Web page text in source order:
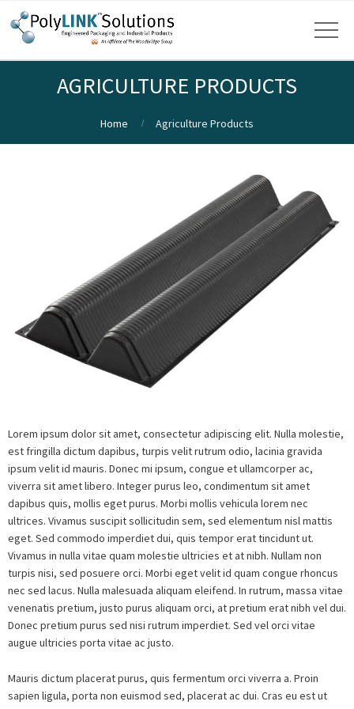
AGRICULTURE PRODUCTS
Home Agriculture Products
Lorem ipsum dolor sit amet, consectetur adipiscing elit. Nulla molestie,
est fringilla dictum dapibus, turpis velit rutrum odio, lacinia gravida
ipsum velit id mauris. Donec mi ipsum, congue et ullamcorper ac,
viverra sit amet libero. Integer purus leo, condimentum sit amet
dapibus quis, mollis eget purus. Morbi mollis vehicula lorem nec
ultrices. Vivamus suscipit sollicitudin sem, sed elementum nisl mattis
eget. Sed commodo imperdiet dui, quis tempor erat tincidunt ut.
Vivamus in nulla vitae quam molestie ultricies et at nibh. Nullam non
turpis nisi, sed posuere orci. Morbi eget velit id quam congue rhoncus
nec sed lacus. Nulla malesuada aliquam eleifend. In rutrum, massa vitae
venenatis pretium, justo purus aliquam orci, at pretium erat nibh vel dui.
Donec pretium purus sed nisi rutrum imperdiet. Sed vel orci vitae
augue ultricies porta vitae ac justo.
Mauris dictum placerat purus, quis fermentum orci viverra a. Proin
sapien ligula, porta non euismod sed, placerat ac dui. Cras eu est ut